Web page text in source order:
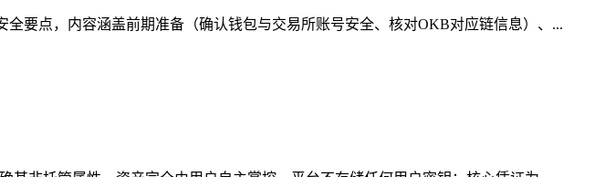
要点，内容涵盖前期准备（确认钱包与交易所账号安全、核对OKB对应链信息）、...